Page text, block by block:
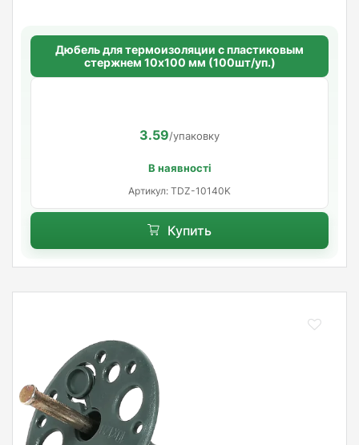
Дюбель для термоизоляции с пластиковым
стержнем 10х100 мм (100шт/уп.)
3.59/упаковку
В наявності
Артикул: TDZ-10140K
Купить